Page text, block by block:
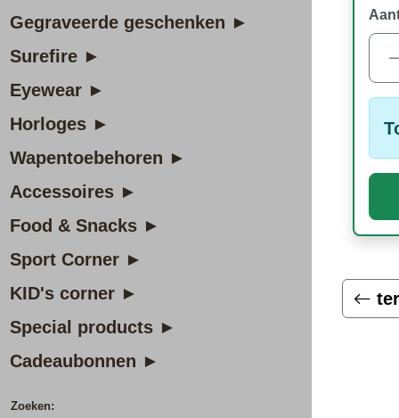
Gegraveerde geschenken ►
Surefire ►
Eyewear ►
Horloges ►
Wapentoebehoren ►
Accessoires ►
Food & Snacks ►
Sport Corner ►
KID's corner ►
Special products ►
Cadeaubonnen ►
Zoeken: